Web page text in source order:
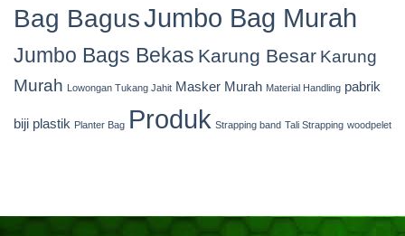
Bag BagusJumbo Bag Murah
Jumbo Bags Bekas Karung Besar Karung
Murah Lowongan Tukang Jahit Masker Murah Material Handling pabrik
biji plastik Planter Bag Produk Strapping band Tali Strapping woodpelet